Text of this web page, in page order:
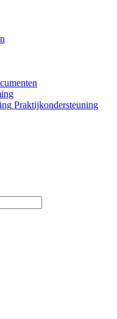
Praktijk­ondersteuning